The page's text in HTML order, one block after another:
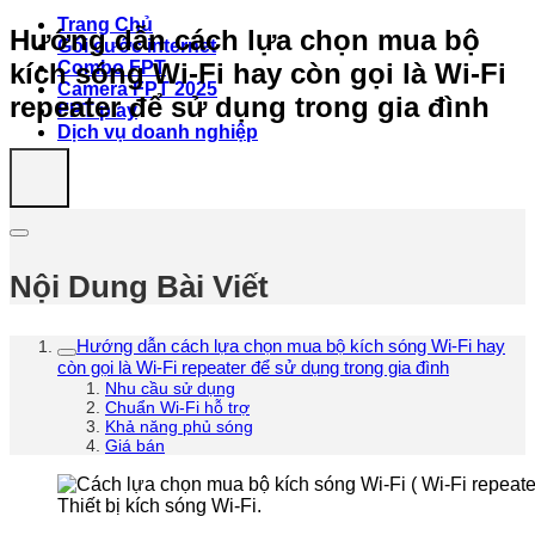
Trang Chủ
Gói cước internet
Combo FPT
Camera FPT 2025
FPT play
Dịch vụ doanh nghiệp
Hướng dẫn cách lựa chọn mua bộ
kích sóng Wi-Fi hay còn gọi là Wi-Fi
repeater để sử dụng trong gia đình
Nội Dung Bài Viết
Hướng dẫn cách lựa chọn mua bộ kích sóng Wi-Fi hay
còn gọi là Wi-Fi repeater để sử dụng trong gia đình
Nhu cầu sử dụng
Chuẩn Wi-Fi hỗ trợ
Khả năng phủ sóng
Giá bán
Thiết bị kích sóng Wi-Fi.